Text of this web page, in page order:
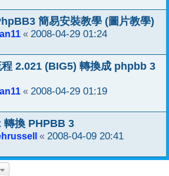
簡易安裝教學 (圖片教學)
« 2008-04-29 01:24
2.021 (BIG5) 轉換成 phpbb 3
« 2008-04-29 01:19
轉換 PHPBB 3
« 2008-04-09 20:41